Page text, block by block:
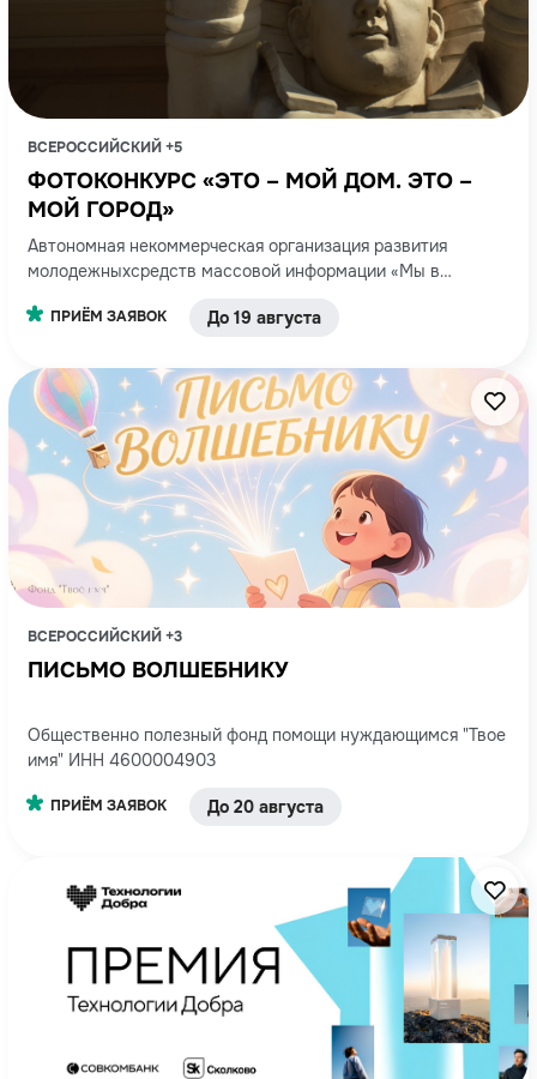
ВСЕРОССИЙСКИЙ +5
ФОТОКОНКУРС «ЭТО – МОЙ ДОМ. ЭТО –
МОЙ ГОРОД»
Автономная некоммерческая организация развития
молодежныхсредств массовой информации «Мы в
учреждение«Дом молодёжи Василеостровского района
ПРИЁМ ЗАЯВОК До 19 августа
ВСЕРОССИЙСКИЙ +3
ПИСЬМО ВОЛШЕБНИКУ
Общественно полезный фонд помощи нуждающимся "Твое
имя" ИНН 4600004903
ПРИЁМ ЗАЯВОК До 20 августа